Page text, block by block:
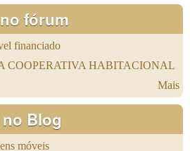
fórum
financiado
COOPERATIVA HABITACIONAL
Mais
Blog
móveis